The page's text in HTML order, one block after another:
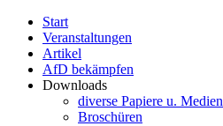
Start
Veranstaltungen
Artikel
AfD bekämpfen
Downloads
diverse Papiere u. Medien
Broschüren